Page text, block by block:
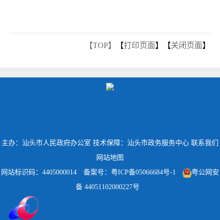
【TOP】 【打印页面】【关闭页面】
主办：汕头市人民政府办公室 技术保障：汕头市政务服务中心 联系我们
网站地图
网站标识码：4405000014
备案号：粤ICP备05066684号-1
粤公网安
备 44051102000227号